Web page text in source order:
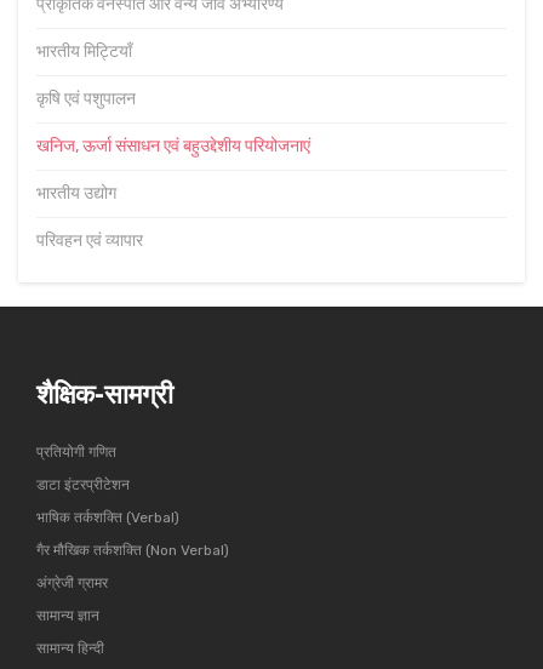
प्राकृतिक वनस्पति और वन्य जीव अभ्यारण्य
भारतीय मिट्टियाँ
कृषि एवं पशुपालन
खनिज, ऊर्जा संसाधन एवं बहुउद्देशीय परियोजनाएं
भारतीय उद्योग
परिवहन एवं व्यापार
शैक्षिक-सामग्री
प्रतियोगी गणित
डाटा इंटरप्रीटेशन
भाषिक तर्कशक्ति (Verbal)
गैर मौखिक तर्कशक्ति (Non Verbal)
अंग्रेजी ग्रामर
सामान्य ज्ञान
सामान्य हिन्दी